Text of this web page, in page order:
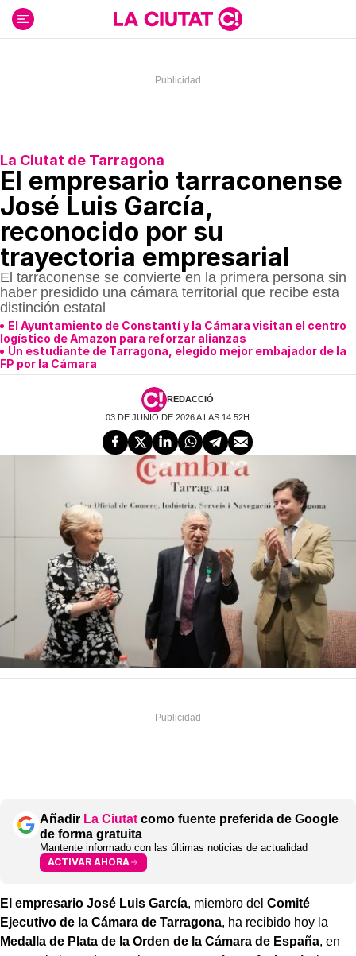
contenido
La Ciutat de Tarragona
El empresario tarraconense
José Luis García,
reconocido por su
trayectoria empresarial
El tarraconense se convierte en la primera persona sin
haber presidido una cámara territorial que recibe esta
distinción estatal
El Ayuntamiento de Constantí y la Cámara visitan el centro
logístico de Amazon para reforzar alianzas
Un estudiante de Tarragona, elegido mejor embajador de la
FP por la Cámara
REDACCIÓ
03 DE JUNIO DE 2026 A LAS 14:52H
Añadir La Ciutat como fuente preferida de Google
de forma gratuita
Mantente informado con las últimas noticias de actualidad
ACTIVAR AHORA
El empresario José Luis García, miembro del Comité
Ejecutivo de la Cámara de Tarragona, ha recibido hoy la
Medalla de Plata de la Orden de la Cámara de España, en